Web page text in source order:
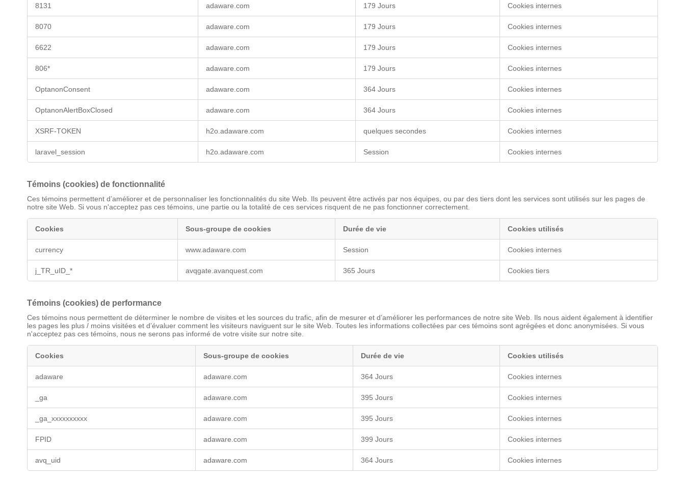
8131 adaware.com 179 Jours Cookies internes
8070 adaware.com 179 Jours Cookies internes
6622 adaware.com 179 Jours Cookies internes
806* adaware.com 179 Jours Cookies internes
OptanonConsent adaware.com 364 Jours Cookies internes
OptanonAlertBoxClosed adaware.com 364 Jours Cookies internes
XSRF-TOKEN h2o.adaware.com quelques secondes Cookies internes
laravel_session h2o.adaware.com Session Cookies internes
Témoins (cookies) de fonctionnalité
Ces témoins permettent d’améliorer et de personnaliser les fonctionnalités du site Web. Ils peuvent être activés par nos équipes, ou par des tiers dont les services sont utilisés sur les pages de
notre site Web. Si vous n'acceptez pas ces témoins, une partie ou la totalité de ces services risquent de ne pas fonctionner correctement.
(cookies)
de
fonctionnalité
Cookies Sous-groupe de cookies Durée de vie Cookies utilisés
currency www.adaware.com Session Cookies internes
j_TR_uID_* avqgate.avanquest.com 365 Jours Cookies tiers
Témoins (cookies) de performance
Ces témoins nous permettent de déterminer le nombre de visites et les sources du trafic, afin de mesurer et d’améliorer les performances de notre site Web. Ils nous aident également à identifier
les pages les plus / moins visitées et d’évaluer comment les visiteurs naviguent sur le site Web. Toutes les informations collectées par ces témoins sont agrégées et donc anonymisées. Si vous
n'acceptez pas ces témoins, nous ne serons pas informé de votre visite sur notre site.
(cookies)
de
performance
Cookies Sous-groupe de cookies Durée de vie Cookies utilisés
adaware adaware.com 364 Jours Cookies internes
_ga adaware.com 395 Jours Cookies internes
_ga_xxxxxxxxxx adaware.com 395 Jours Cookies internes
FPID adaware.com 399 Jours Cookies internes
avq_uid adaware.com 364 Jours Cookies internes